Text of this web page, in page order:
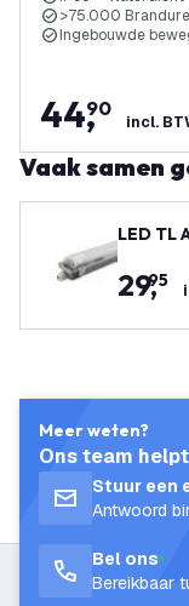
>75.000
Ingebouwde
44,
90
incl.
Vaak samen
LED TL
80
-
29,
95
Meer weten?
Ons team
Stuur een
Antwoord
Bel ons
Bereikbaar